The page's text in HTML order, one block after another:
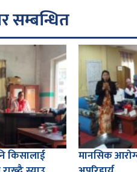
सम्बन्धित
किसालाई
मानसिक